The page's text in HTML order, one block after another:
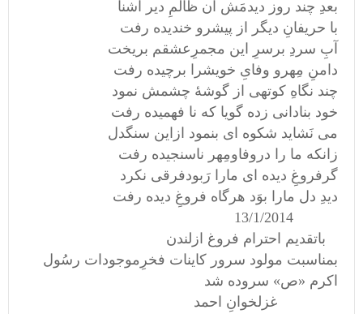
بعدِ چند روز دیدمَش آن ظالمِ دیر آشنا
با حریفانِ دیگر از پیشرو خندیده رفت
آبِ سردِ برسرِ این مجمرِعشقم بریخت
دامنِ مِهرو وفایِ خویشرا برچیده رفت
چند نگاهِ کوتهی از گوشهٔ چشمش نمود
خود بنادانی زده گویا که نا فهمیده رفت
می نَشاید شکوه ای بنمود ازاین سنگدل
زانکه ما را دروفاومِهر ناسنجیده رفت
گرفروغِ دیده ای مارا رَبودفرقی نکرد
دیدِ دل مارا بوَد هرگاه فروغِ دیده رفت
باتقدیم احترام فروغ ازلندن
بمناسبت مولود سرور کاینات فخرِموجودات رسُول
اکرم «ص» سروده شد
غزلخوانِ احمد